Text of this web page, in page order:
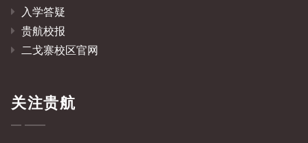
入学答疑
贵航校报
二戈寨校区官网
关注贵航